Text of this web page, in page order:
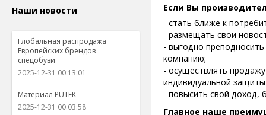
Наши новости
Глобальная распродажа
Европейских брендов
спецобуви
2025-12-31 00:13:01
Материал PUTEK
2025-12-31 00:03:58
Если Вы
- стать ближе к
- размещать свои
- выгодно
компанию;
- осуществлять
индивидуальной
- повысить свой доход,
Главное наше